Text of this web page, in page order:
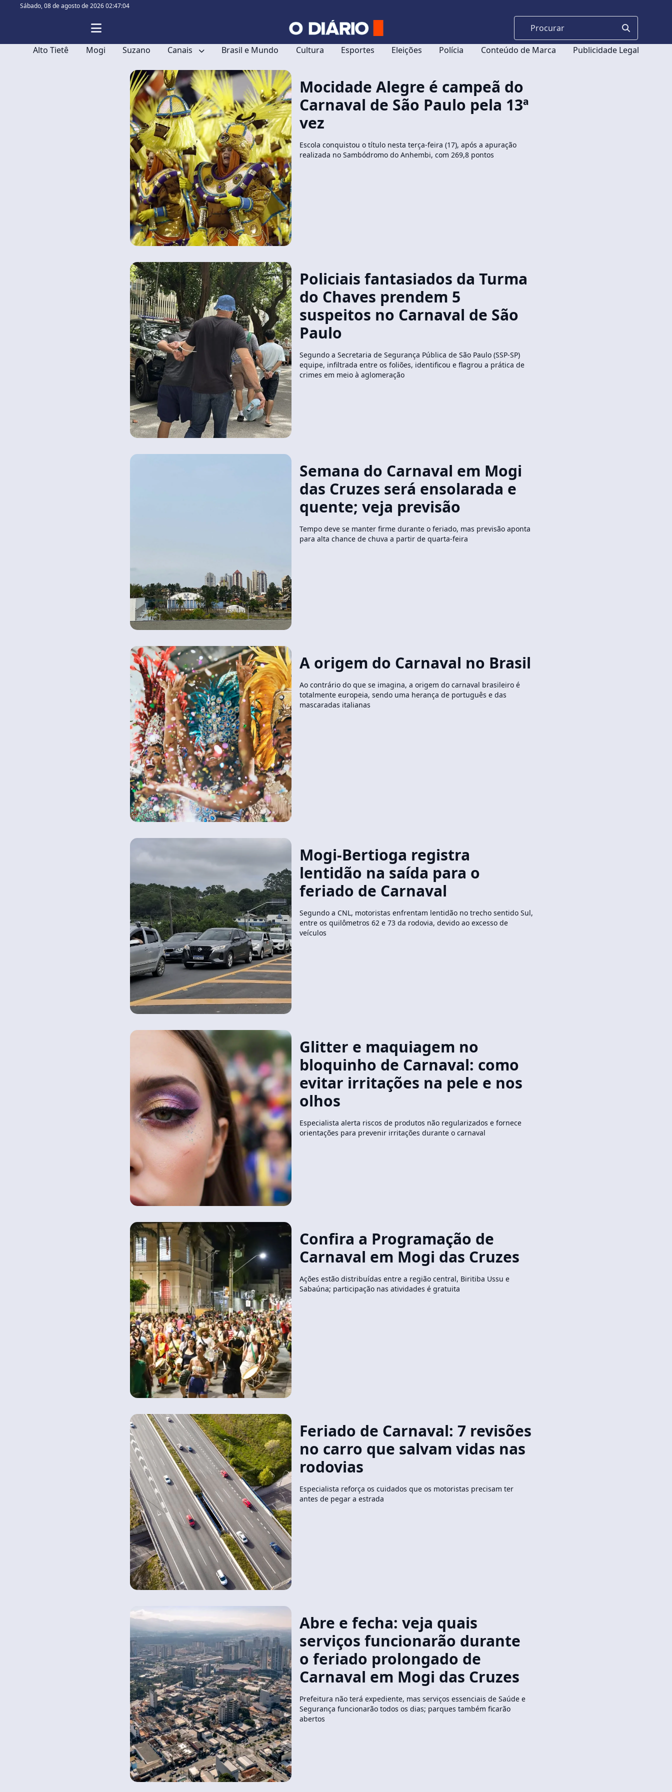
Sábado,08 de agosto de 2026 02:47:06
Alto Tietê Mogi Suzano Canais Brasil e Mundo Cultura Esportes Eleições Polícia Conteúdo de Marca Publicidade Legal
Mocidade Alegre é campeã do
Carnaval de São Paulo pela 13ª
vez
Escola conquistou o título nesta terça-feira (17), após a apuração
realizada no Sambódromo do Anhembi, com 269,8 pontos
Policiais fantasiados da Turma
do Chaves prendem 5
suspeitos no Carnaval de São
Paulo
Segundo a Secretaria de Segurança Pública de São Paulo (SSP-SP)
equipe, infiltrada entre os foliões, identificou e flagrou a prática de
crimes em meio à aglomeração
Semana do Carnaval em Mogi
das Cruzes será ensolarada e
quente; veja previsão
Tempo deve se manter firme durante o feriado, mas previsão aponta
para alta chance de chuva a partir de quarta-feira
A origem do Carnaval no Brasil
Ao contrário do que se imagina, a origem do carnaval brasileiro é
totalmente europeia, sendo uma herança de português e das
mascaradas italianas
Mogi-Bertioga registra
lentidão na saída para o
feriado de Carnaval
Segundo a CNL, motoristas enfrentam lentidão no trecho sentido Sul,
entre os quilômetros 62 e 73 da rodovia, devido ao excesso de
veículos
Glitter e maquiagem no
bloquinho de Carnaval: como
evitar irritações na pele e nos
olhos
Especialista alerta riscos de produtos não regularizados e fornece
orientações para prevenir irritações durante o carnaval
Confira a Programação de
Carnaval em Mogi das Cruzes
Ações estão distribuídas entre a região central, Biritiba Ussu e
Sabaúna; participação nas atividades é gratuita
Feriado de Carnaval: 7 revisões
no carro que salvam vidas nas
rodovias
Especialista reforça os cuidados que os motoristas precisam ter
antes de pegar a estrada
Abre e fecha: veja quais
serviços funcionarão durante
o feriado prolongado de
Carnaval em Mogi das Cruzes
Prefeitura não terá expediente, mas serviços essenciais de Saúde e
Segurança funcionarão todos os dias; parques também ficarão
abertos